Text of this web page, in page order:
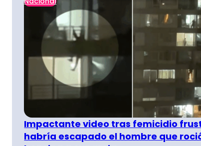
Impactante video tras femicidio
habría escapado el hombre que